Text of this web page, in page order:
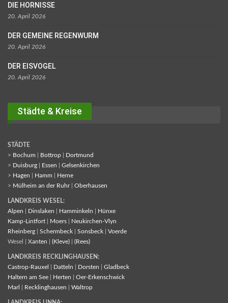
DIE HORNISSE
20. April 2026
DER GEMEINE REGENWURM
20. April 2026
DER EISVOGEL
20. April 2026
Städte & Kreise
STÄDTE
> Bochum Bottrop
Dortmund
> Duisburg Essen
Gelsenkirchen
> Hagen Hamm
Herne
> Mülheim an der Ruhr| Oberhausen
LANDKREIS WESEL:
Alpen
Dinslaken Hamminkeln
Hünxe
Kamp-Lintfort
Moers
Neukirchen-Vlyn
Rheinberg
Schermbeck Sonsbeck
Voerde
Wesel | Xanten (Kleve) (Rees)
LANDKREIS RECKLINGHAUSEN:
Castrop-Rauxel
Datteln Dorsten
Gladbeck
Haltern am See
Herten
Oer-Erkenschwick
Marl
Recklinghausen Waltrop